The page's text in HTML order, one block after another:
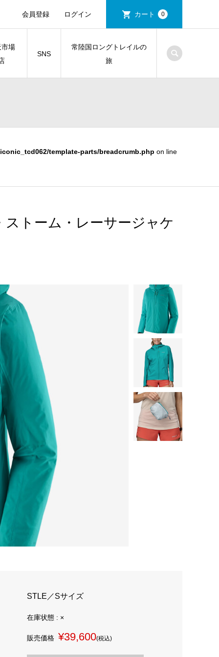
会員登録 ログイン カート 0
市場
SNS
常陸国ロングトレイルの
旅
template-parts/breadcrumb.php on line
トーム・レーサージャケ
STLE／Sサイズ
在庫状態 : ×
販売価格 ¥39,600(税込)